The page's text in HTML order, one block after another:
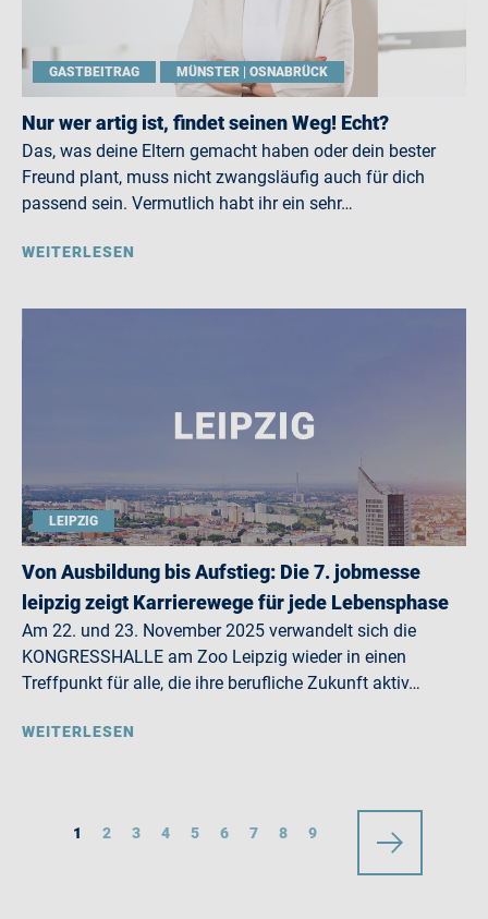
GASTBEITRAG MÜNSTER | OSNABRÜCK
Nur wer artig ist, findet seinen Weg! Echt?
Das, was deine Eltern gemacht haben oder dein bester
Freund plant, muss nicht zwangsläufig auch für dich
passend sein. Vermutlich habt ihr ein sehr…
WEITERLESEN
LEIPZIG
Von Ausbildung bis Aufstieg: Die 7. jobmesse
leipzig zeigt Karrierewege für jede Lebensphase
Am 22. und 23. November 2025 verwandelt sich die
KONGRESSHALLE am Zoo Leipzig wieder in einen
Treffpunkt für alle, die ihre berufliche Zukunft aktiv…
WEITERLESEN
1 2 3 4 5 6 7 8 9